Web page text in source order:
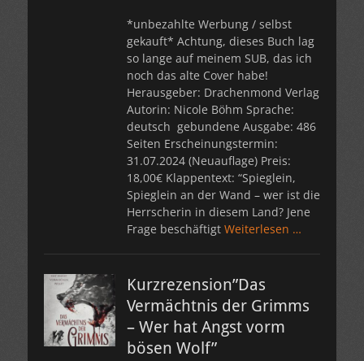
*unbezahlte Werbung / selbst
gekauft* Achtung, dieses Buch lag
so lange auf meinem SUB, das ich
noch das alte Cover habe!
Herausgeber: Drachenmond Verlag
Autorin: Nicole Böhm Sprache:
deutsch gebundene Ausgabe: 486
Seiten Erscheinungstermin:
31.07.2024 (Neuauflage) Preis:
18,00€ Klappentext: “Spieglein,
Spieglein an der Wand – wer ist die
Herrscherin in diesem Land? Jene
Frage beschäftigt Weiterlesen …
Kurzrezension”Das
Vermächtnis der Grimms
– Wer hat Angst vorm
bösen Wolf”